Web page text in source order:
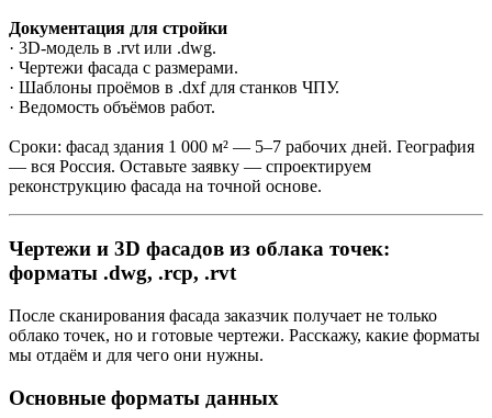
Документация для стройки
· 3D-модель в .rvt или .dwg.
· Чертежи фасада с размерами.
· Шаблоны проёмов в .dxf для станков ЧПУ.
· Ведомость объёмов работ.
Сроки: фасад здания 1 000 м² — 5–7 рабочих дней. География
— вся Россия. Оставьте заявку — спроектируем
реконструкцию фасада на точной основе.
Чертежи и 3D фасадов из облака точек:
форматы .dwg, .rcp, .rvt
После сканирования фасада заказчик получает не только
облако точек, но и готовые чертежи. Расскажу, какие форматы
мы отдаём и для чего они нужны.
Основные форматы данных